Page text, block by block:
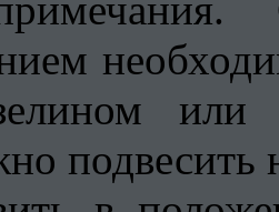
подвесить